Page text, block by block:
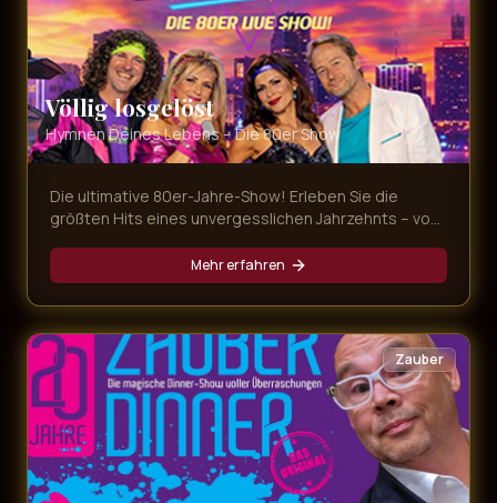
Völlig losgelöst
Hymnen Deines Lebens – Die 80er Show
Die ultimative 80er-Jahre-Show! Erleben Sie die
größten Hits eines unvergesslichen Jahrzehnts – von
Zeitreise in die Ära der Neonfarben und legendären
Popsongs.
Mehr erfahren
Zauber